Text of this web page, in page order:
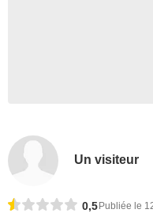
Un visiteur
0,5 Publiée le